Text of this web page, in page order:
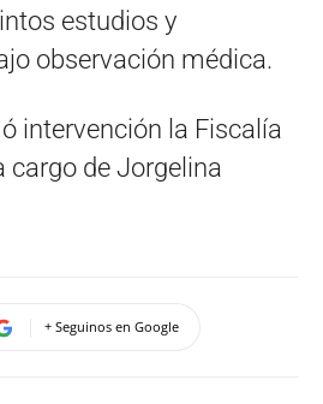
estudios y
observación médica.
intervención la Fiscalía
cargo de Jorgelina
+ Seguinos en Google